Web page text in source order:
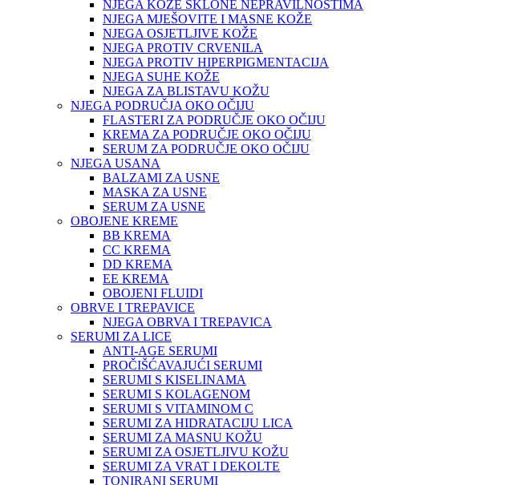
NJEGA KOŽE SKLONE NEPRAVILNOSTIMA
NJEGA MJEŠOVITE I MASNE KOŽE
NJEGA OSJETLJIVE KOŽE
NJEGA PROTIV CRVENILA
NJEGA PROTIV HIPERPIGMENTACIJA
NJEGA SUHE KOŽE
NJEGA ZA BLISTAVU KOŽU
NJEGA PODRUČJA OKO OČIJU
FLASTERI ZA PODRUČJE OKO OČIJU
KREMA ZA PODRUČJE OKO OČIJU
SERUM ZA PODRUČJE OKO OČIJU
NJEGA USANA
BALZAMI ZA USNE
MASKA ZA USNE
SERUM ZA USNE
OBOJENE KREME
BB KREMA
CC KREMA
DD KREMA
EE KREMA
OBOJENI FLUIDI
OBRVE I TREPAVICE
NJEGA OBRVA I TREPAVICA
SERUMI ZA LICE
ANTI-AGE SERUMI
PROČIŠĆAVAJUĆI SERUMI
SERUMI S KISELINAMA
SERUMI S KOLAGENOM
SERUMI S VITAMINOM C
SERUMI ZA HIDRATACIJU LICA
SERUMI ZA MASNU KOŽU
SERUMI ZA OSJETLJIVU KOŽU
SERUMI ZA VRAT I DEKOLTE
TONIRANI SERUMI